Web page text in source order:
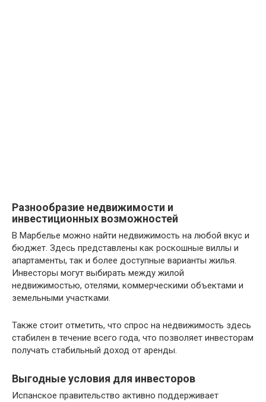
Разнообразие недвижимости и
инвестиционных возможностей
В Марбелье можно найти недвижимость на любой вкус и
бюджет. Здесь представлены как роскошные виллы и
апартаменты, так и более доступные варианты жилья.
Инвесторы могут выбирать между жилой
недвижимостью, отелями, коммерческими объектами и
земельными участками.
Также стоит отметить, что спрос на недвижимость здесь
стабилен в течение всего года, что позволяет инвесторам
получать стабильный доход от аренды.
Выгодные условия для инвесторов
Испанское правительство активно поддерживает